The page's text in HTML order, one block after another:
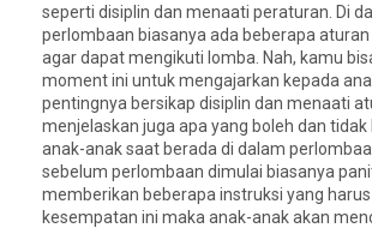
seperti disiplin dan menaati peraturan. Di
perlombaan biasanya ada beberapa
agar dapat mengikuti lomba. Nah, kamu
moment ini untuk mengajarkan kepada
pentingnya bersikap disiplin dan menaati
menjelaskan juga apa yang boleh dan tidak
anak-anak saat berada di dalam
sebelum perlombaan dimulai biasanya
memberikan beberapa instruksi yang
kesempatan ini maka anak-anak akan